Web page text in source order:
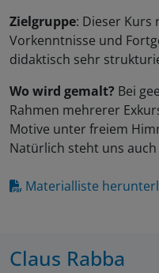
Zielgruppe: Dieser Kurs
Vorkenntnisse und
didaktisch sehr
Wo wird gemalt? Bei
Rahmen mehrerer
Motive unter freiem
Natürlich steht uns
Materialliste
Claus Rabba